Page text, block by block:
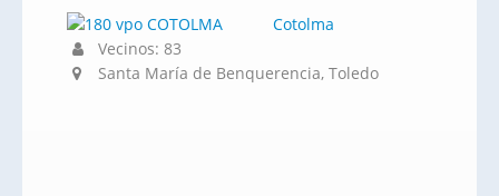
Cotolma
Vecinos: 83
Santa María de Benquerencia, Toledo